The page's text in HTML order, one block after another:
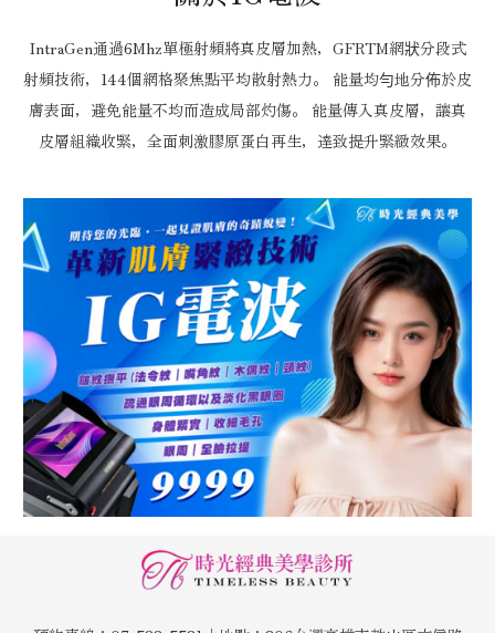
IntraGen通過6Mhz單極射頻將真皮層加熱，GFRTM網狀分段式
射頻技術，144個網格聚焦點平均散射熱力。 能量均勻地分佈於皮
膚表面，避免能量不均而造成局部灼傷。 能量傳入真皮層，讓真
皮層組織收緊，全面刺激膠原蛋白再生，達致提升緊緻效果。